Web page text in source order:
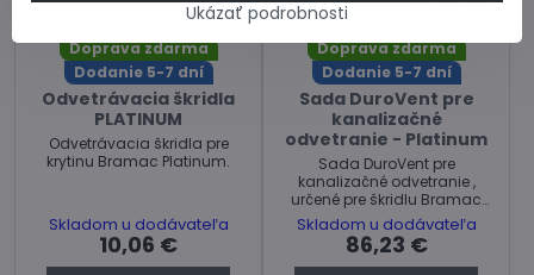
27%
Doprava zdarma
Dodanie 5-7 dní
Odvetrávacia škridla
PLATINUM
Odvetrávacia škridla pre
krytinu Bramac Platinum.
Skladom u dodávateľa
10,06 €
Doprava zdarma
Dodanie 5-7 dní
Sada DuroVent pre
kanalizačné
odvetranie - Platinum
Sada DuroVent pre
kanalizačné odvetranie ,
určené pre škridlu Bramac
Platinum
Skladom u dodávateľa
86,23 €
Ukázať podrobnosti